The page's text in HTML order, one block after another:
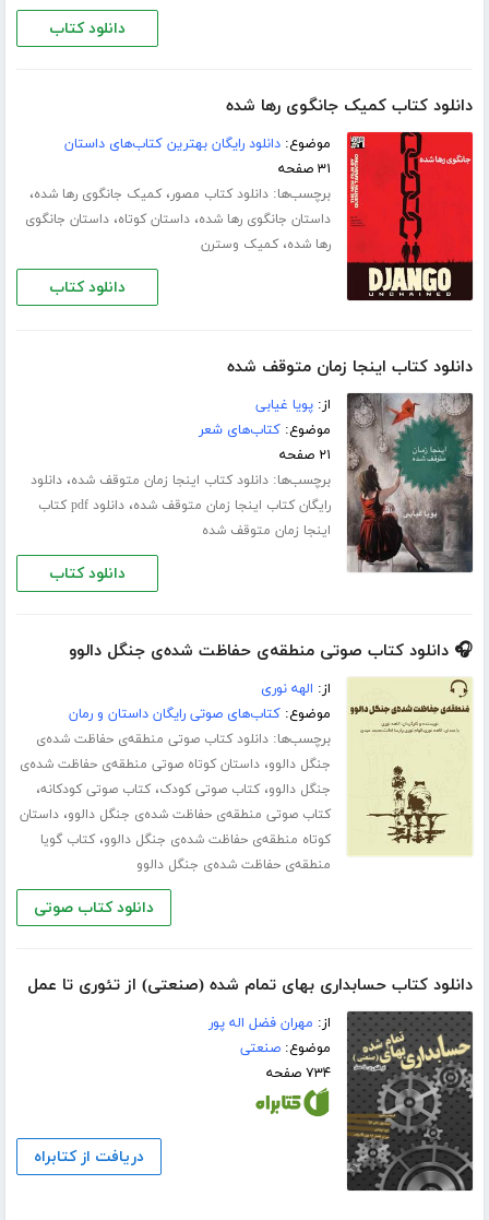
دانلود کتاب
دانلود کتاب کمیک جانگوی رها شده
موضوع:دانلود رایگان بهترین کتاب‌های داستان
۳۱ صفحه
برچسب‌ها:دانلود کتاب مصور،کمیک جانگوی رها شده،
داستان جانگوی رها شده،داستان کوتاه،داستان جانگوی
رها شده،کمیک وسترن
دانلود کتاب
دانلود کتاب اینجا زمان متوقف شده
از:پویا غیابی
موضوع:کتاب‌های شعر
۲۱ صفحه
برچسب‌ها:دانلود کتاب اینجا زمان متوقف شده،دانلود
رایگان کتاب اینجا زمان متوقف شده،
دانلود pdf کتاب
اینجا زمان متوقف شده
دانلود کتاب
🎧 دانلود کتاب صوتی منطقه‌ی حفاظت شده‌ی جنگل دالوو
از: الهه نوری
موضوع:کتاب‌های صوتی رایگان داستان و رمان
برچسب‌ها:دانلود کتاب صوتی منطقه‌ی حفاظت شده‌ی
جنگل دالوو،داستان کوتاه صوتی منطقه‌ی حفاظت شده‌ی
جنگل دالوو،کتاب صوتی کودک،کتاب صوتی کودکانه،
کتاب صوتی منطقه‌ی حفاظت شده‌ی جنگل دالوو،داستان
کوتاه منطقه‌ی حفاظت شده‌ی جنگل دالوو،کتاب گویا
منطقه‌ی حفاظت شده‌ی جنگل دالوو
دانلود کتاب صوتی
دانلود کتاب حسابداری بهای تمام شده (صنعتی) از تئوری تا عمل
از: مهران فضل اله پور
موضوع:صنعتی
۷۳۴ صفحه
دریافت از کتابراه